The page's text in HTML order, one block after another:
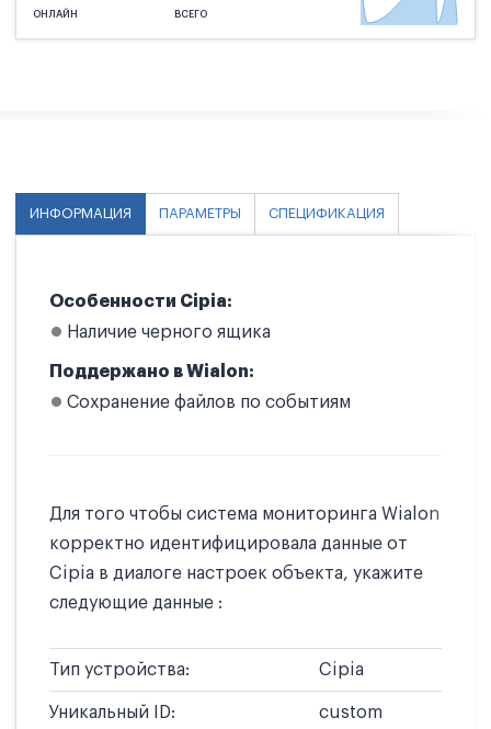
ОНЛАЙН ВСЕГО
ИНФОРМАЦИЯ ПАРАМЕТРЫ СПЕЦИФИКАЦИЯ
Особенности Cipia:
Наличие черного ящика
Поддержано в Wialon:
Сохранение файлов по событиям
Для того чтобы система мониторинга Wialon
корректно идентифицировала данные от
Cipia в диалоге настроек объекта, укажите
следующие данные :
Тип устройства: Cipia
Уникальный ID: custom